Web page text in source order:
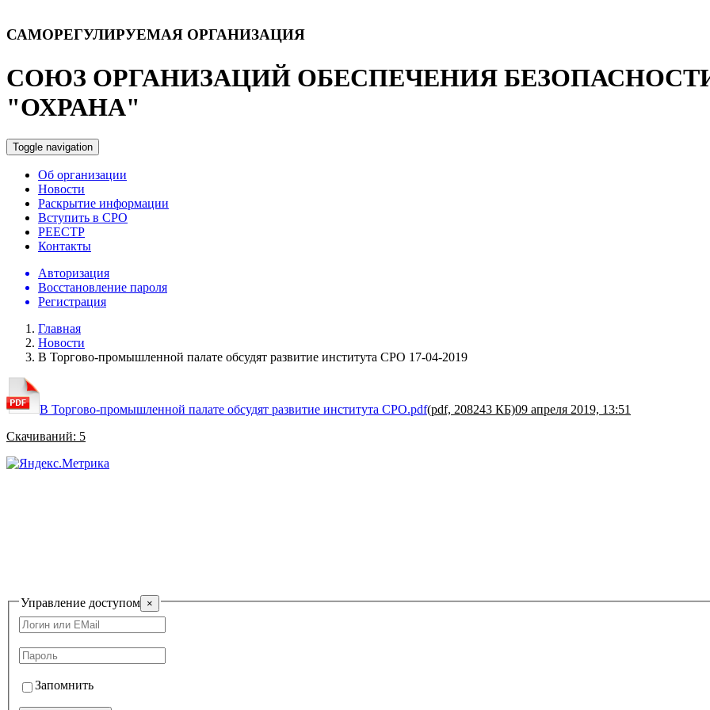
САМОРЕГУЛИРУЕМАЯ ОРГАНИЗАЦИЯ
СОЮЗ ОРГАНИЗАЦИЙ ОБЕСПЕЧЕНИЯ
"ОХРАНА"
Toggle navigation
Об организации
Новости
Раскрытие информации
Вступить в СРО
РЕЕСТР
Контакты
Авторизация
Восстановление пароля
Регистрация
Главная
Новости
В Торгово-промышленной палате обсудят развитие института СРО 17-04-2019
В Торгово-промышленной палате обсудят развитие института СРО.pdf(pdf, 208243 КБ)09 апреля 2019, 13:51
Скачиваний: 5
Управление доступом ×
Запомнить